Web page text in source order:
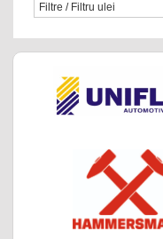
Filtre / Filtru ulei